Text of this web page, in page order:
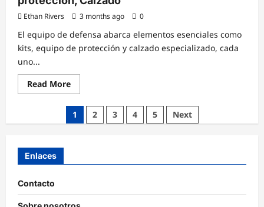
Ethan Rivers 3 months ago 0
El equipo de defensa abarca elementos esenciales como
kits, equipo de protección y calzado especializado, cada
uno...
Read MoreRead
more
Equipo
Defender:
Kits,
1 2 3 4 5 Next
Enlaces
Contacto